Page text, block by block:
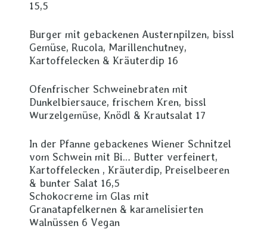
15,5
Burger mit gebackenen Austernpilzen, bissl
Gemüse, Rucola, Marillenchutney,
Kartoffelecken & Kräuterdip 16
Ofenfrischer Schweinebraten mit
Dunkelbiersauce, frischem Kren, bissl
Wurzelgemüse, Knödl & Krautsalat 17
In der Pfanne gebackenes Wiener Schnitzel
vom Schwein mit Bi… Butter verfeinert,
Kartoffelecken , Kräuterdip, Preiselbeeren
& bunter Salat 16,5
Schokocreme im Glas mit
Granatapfelkernen & karamelisierten
Walnüssen 6 Vegan